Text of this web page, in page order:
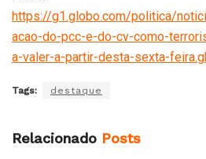
https://g1.globo.com/politica/
acao-do-pcc-e-do-cv-como-
a-valer-a-partir-desta-sexta-
Tags: destaque
Relacionado Posts